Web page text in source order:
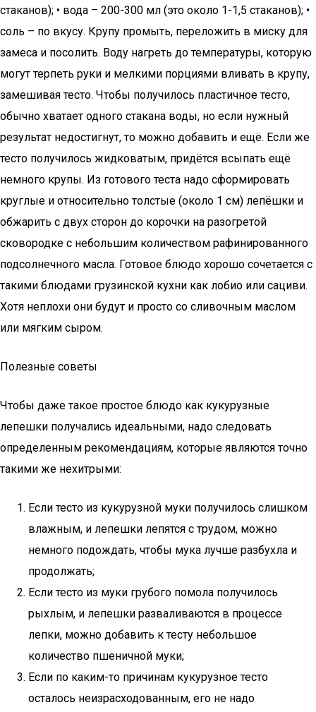
стаканов); • вода – 200-300 мл (это около 1-1,5 стаканов); •
соль – по вкусу. Крупу промыть, переложить в миску для
замеса и посолить. Воду нагреть до температуры, которую
могут терпеть руки и мелкими порциями вливать в крупу,
замешивая тесто. Чтобы получилось пластичное тесто,
обычно хватает одного стакана воды, но если нужный
результат недостигнут, то можно добавить и ещё. Если же
тесто получилось жидковатым, придётся всыпать ещё
немного крупы. Из готового теста надо сформировать
круглые и относительно толстые (около 1 см) лепёшки и
обжарить с двух сторон до корочки на разогретой
сковородке с небольшим количеством рафинированного
подсолнечного масла. Готовое блюдо хорошо сочетается с
такими блюдами грузинской кухни как лобио или сациви.
Хотя неплохи они будут и просто со сливочным маслом
или мягким сыром.
Полезные советы
Чтобы даже такое простое блюдо как кукурузные
лепешки получались идеальными, надо следовать
определенным рекомендациям, которые являются точно
такими же нехитрыми:
Если тесто из кукурузной муки получилось слишком
влажным, и лепешки лепятся с трудом, можно
немного подождать, чтобы мука лучше разбухла и
продолжать;
Если тесто из муки грубого помола получилось
рыхлым, и лепешки разваливаются в процессе
лепки, можно добавить к тесту небольшое
количество пшеничной муки;
Если по каким-то причинам кукурузное тесто
осталось неизрасходованным, его не надо